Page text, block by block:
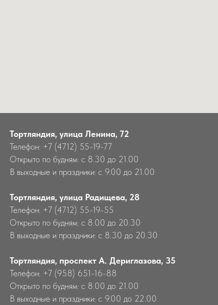
Тортляндия, улица Ленина, 72
Телефон: +7 (4712) 55-19-77
Открыто по будням: с 8.30 до 21.00
В выходные и праздники: с 9.00 до 21.00
Тортляндия, улица Радищева, 28
Телефон: +7 (4712) 55-19-55
Открыто по будням: с 8.00 до 20.30
В выходные и праздники: с 8.30 до 20.30
Тортляндия, проспект А. Дериглазова, 35
Телефон: +7 (958) 651-16-88
Открыто по будням: с 8.00 до 21.00
В выходные и праздники: с 9.00 до 22.00